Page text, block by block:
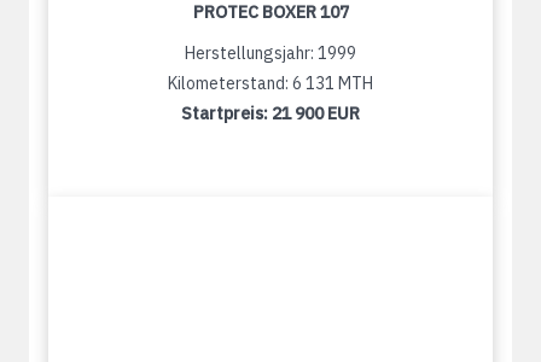
PROTEC BOXER 107
Herstellungsjahr: 1999
Kilometerstand: 6 131 MTH
Startpreis: 21 900 EUR